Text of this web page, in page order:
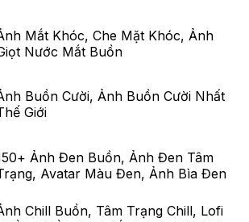
Mắt Khóc, Che Mặt Khóc, Ảnh
Nước Mắt Buồn
Buồn Cười, Ảnh Buồn Cười Nhất
Giới
Ảnh Đen Buồn, Ảnh Đen Tâm
Avatar Màu Đen, Ảnh Bìa Đen
Chill Buồn, Tâm Trạng Chill, Lofi